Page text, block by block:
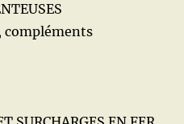
compléments